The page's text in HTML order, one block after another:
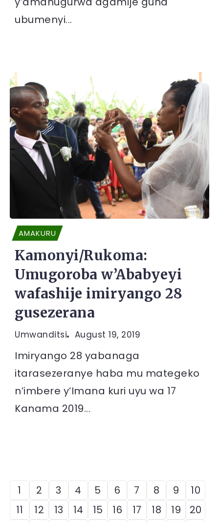
ubumenyi...
AMAKURU
Kamonyi/Rukoma:
Umugoroba w’Ababyeyi
wafashije imiryango 28
gusezerana
Umwanditsi August 19, 2019
Imiryango 28 yabanaga
itarasezeranye haba mu mategeko
n’imbere y’Imana kuri uyu wa 17
Kanama 2019...
1 2 3 4 5 6 7 8 9
10
11
12 13 14 15 16 17 18 19
20